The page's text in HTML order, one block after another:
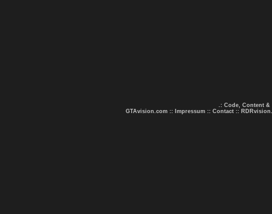
.: Code, Content &
GTAvision.com :: Impressum :: Contact ::